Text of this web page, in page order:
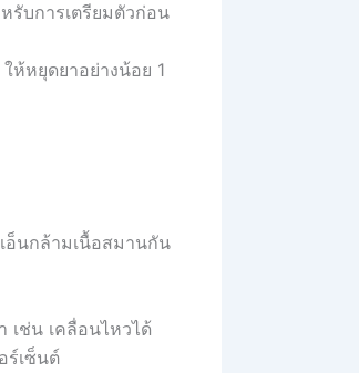
รับการเตรียมตัวก่อน
ห้หยุดยาอย่างน้อย 1
อ็นกล้ามเนื้อสมานกัน
เช่น เคลื่อนไหวได้
ร์เซ็นต์